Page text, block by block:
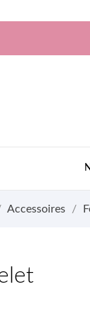
Accessoires